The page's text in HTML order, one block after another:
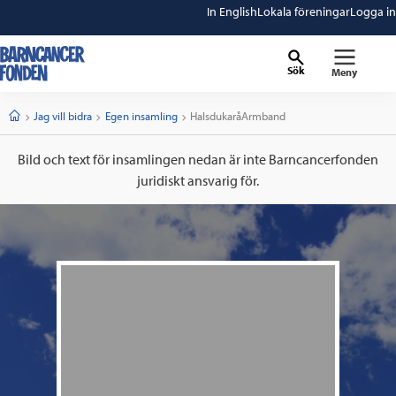
In EnglishLokala föreningarLogga in
Sök Meny
StartJag vill bidra Egen insamling Current:
HalsdukaråArmband
Bild och text för insamlingen nedan är inte Barncancerfonden
juridiskt ansvarig för.